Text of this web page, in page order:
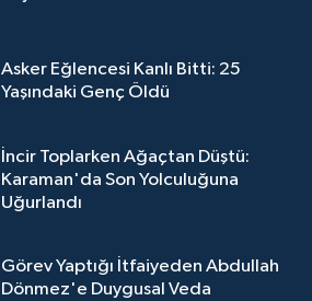
Asker Eğlencesi Kanlı Bitti: 25
Yaşındaki Genç Öldü
İncir Toplarken Ağaçtan Düştü:
Karaman'da Son Yolculuğuna
Uğurlandı
Görev Yaptığı İtfaiyeden Abdullah
Dönmez'e Duygusal Veda